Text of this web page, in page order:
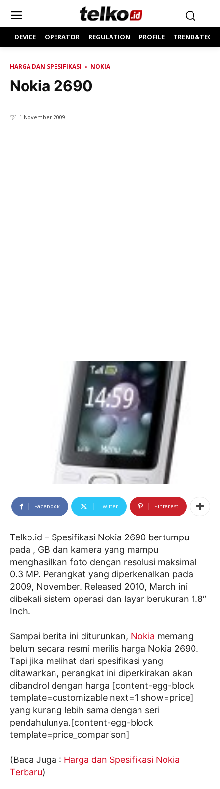
DEVICE OPERATOR REGULATION PROFILE
HARGA DAN SPESIFIKASI NOKIA
Nokia 2690
1 November 2009
Facebook Twitter Pinterest
Telko.id – Spesifikasi Nokia 2690 bertumpu
pada , GB dan kamera yang mampu
menghasilkan foto dengan resolusi maksimal
0.3 MP. Perangkat yang diperkenalkan pada
2009, November. Released 2010, March ini
dibekali sistem operasi dan layar berukuran 1.8″
Inch.
Sampai berita ini diturunkan, Nokia memang
belum secara resmi merilis harga Nokia 2690.
Tapi jika melihat dari spesifikasi yang
ditawarkan, perangkat ini diperkirakan akan
dibandrol dengan harga [content-egg-block
template=customizable next=1 show=price]
yang kurang lebih sama dengan seri
pendahulunya.[content-egg-block
template=price_comparison]
(Baca Juga : Harga dan Spesifikasi Nokia
Terbaru)